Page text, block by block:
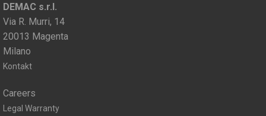
DEMAC s.r.l.
Via R. Murri, 14
20013 Magenta
Milano
Kontakt
Careers
Legal Warranty